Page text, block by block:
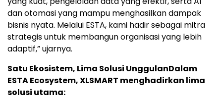
dan otomasi yang mampu menghasilkan dampak
bisnis nyata. Melalui ESTA, kami hadir sebagai mitra
strategis untuk membangun organisasi yang lebih
adaptif,” ujarnya.
Satu Ekosistem, Lima Solusi UnggulanDalam
ESTA Ecosystem, XLSMART menghadirkan lima
solusi utama: